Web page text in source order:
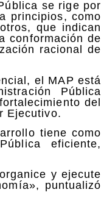
se rige por
principios, como
que indican
conformación de
racional de
el MAP está
Pública
del
Ejecutivo.
tiene como
eficiente,
y ejecute
puntualizó